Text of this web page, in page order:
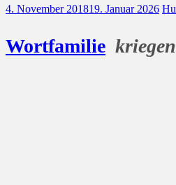
4. November 201819. Januar 2026
Wortfamilie kriegen